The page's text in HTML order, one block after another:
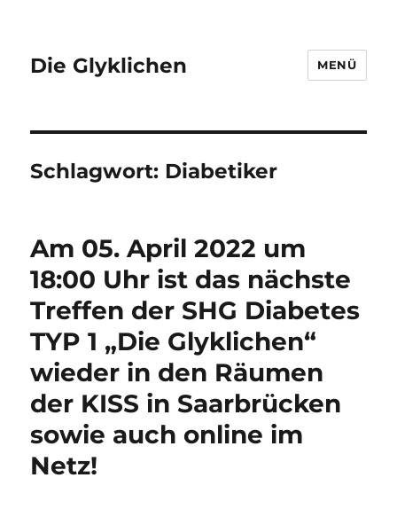
Die Glyklichen MENÜ
Schlagwort: Diabetiker
Am 05. April 2022 um
18:00 Uhr ist das nächste
Treffen der SHG Diabetes
TYP 1 „Die Glyklichen“
wieder in den Räumen
der KISS in Saarbrücken
sowie auch online im
Netz!